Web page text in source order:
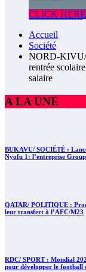
CLICK HERE
Accueil
Société
NORD-KIVU/
rentrée
salaire
A LA UNE
BUKAVU/ SOCIÉTÉ :
Nyofu 1: l’entreprise Group
QATAR/ POLITIQUE :
leur transfert à l’AFC/M23
RDC/ SPORT : Mondial
pour développer le football